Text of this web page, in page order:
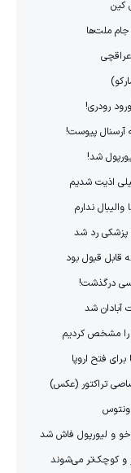
کین
جام ملت‌ها
ورود رودری!
آرسنال پیوست!
شد!
اذیت شدیم
ندارم
پزشکی رد شد
قابل قبول بود
درگذشت!
آبادان شد
را مشخص کردیم
فتح اروپا
تراکتور (عکس)
و لیورپول فاش شد
و کوچک‌تر می‌شوند